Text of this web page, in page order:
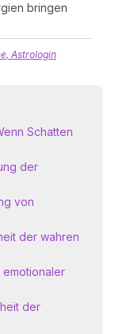
bringen
Astrologin
Schatten
der
von
der wahren
emotionaler
der